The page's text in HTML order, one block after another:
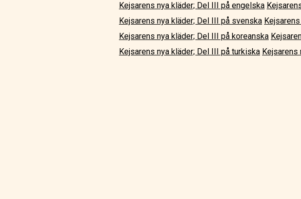
Kejsarens nya kläder; Del III på engelska
Kejsarens nya kläder; Del III på svenska
Kejsarens nya kläder; Del III på koreanska
Kejsarens nya kläder; Del III på turkiska Kejsarens